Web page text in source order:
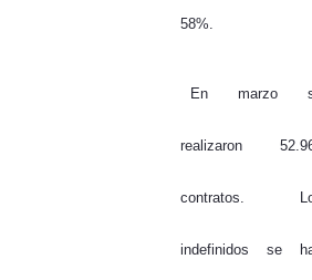
58%.
En marzo
realizaron
contratos.
indefinidos se